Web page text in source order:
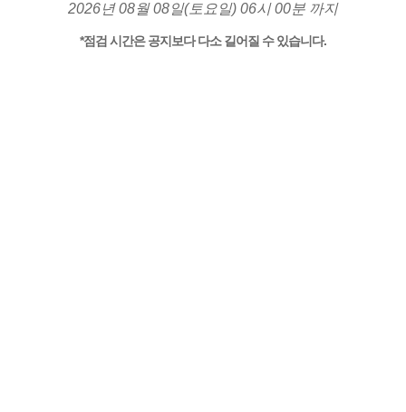
2026년 08월 08일(토요일) 06시 00분 까지
*점검 시간은 공지보다 다소 길어질 수 있습니다.